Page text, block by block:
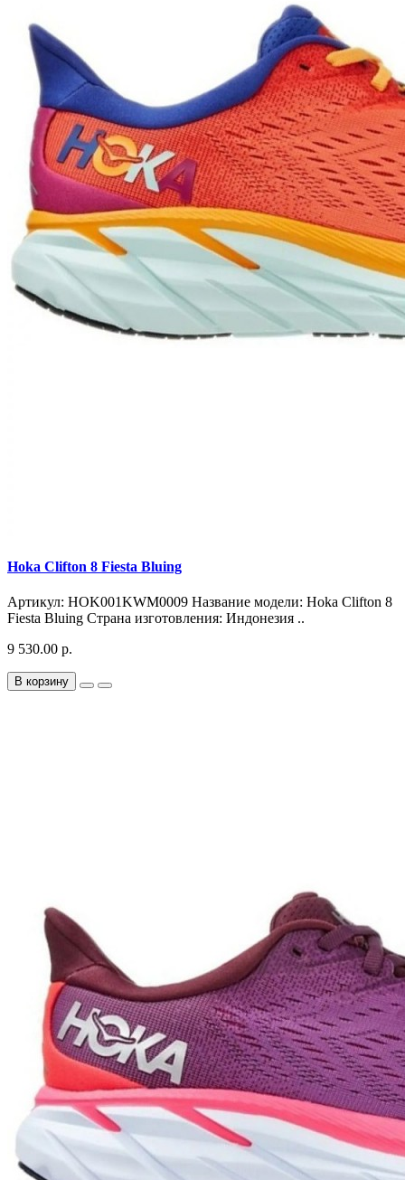
Hoka Clifton 8 Fiesta Bluing
Артикул: HOK001KWM0009 Название модели: Hoka Clifton 8
Fiesta Bluing Страна изготовления: Индонезия ..
9 530.00 р.
В корзину